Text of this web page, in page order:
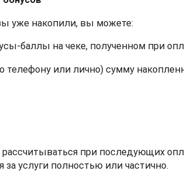
уже накопили, вы можете:
баллы на чеке, полученном при
телефону или лично) сумму
при последующих
услуги полностью или частично.